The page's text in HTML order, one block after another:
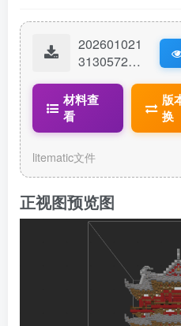
202601021
31305720-
tematic
材料查
看
版
换
litematic文件
正视图预览图